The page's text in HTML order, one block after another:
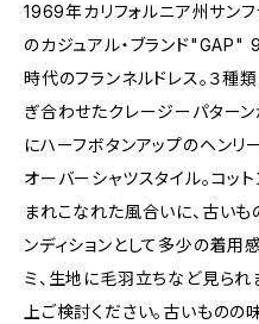
1969年カリフォルニア州サン
のカジュアル・ブランド
時代のフランネルドレス。３種
ぎ合わせたクレージーパターン
にハーフボタンアップのヘンリ
オーバーシャツスタイル。コッ
まれこなれた風合いに、古い
ンディションとして多少の着用
ミ、生地に毛羽立ちなど見ら
上ご検討ください。古いもの